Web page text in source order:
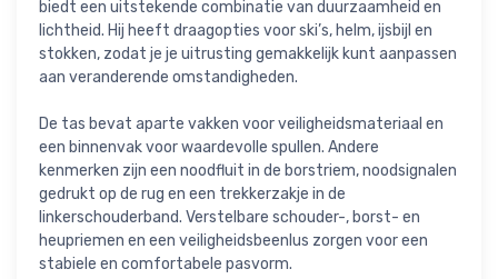
biedt een uitstekende combinatie van duurzaamheid en
lichtheid. Hij heeft draagopties voor ski’s, helm, ijsbijl en
stokken, zodat je je uitrusting gemakkelijk kunt aanpassen
aan veranderende omstandigheden.
De tas bevat aparte vakken voor veiligheidsmateriaal en
een binnenvak voor waardevolle spullen. Andere
kenmerken zijn een noodfluit in de borstriem, noodsignalen
gedrukt op de rug en een trekkerzakje in de
linkerschouderband. Verstelbare schouder-, borst- en
heupriemen en een veiligheidsbeenlus zorgen voor een
stabiele en comfortabele pasvorm.